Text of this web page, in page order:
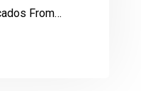
From
Domingo de